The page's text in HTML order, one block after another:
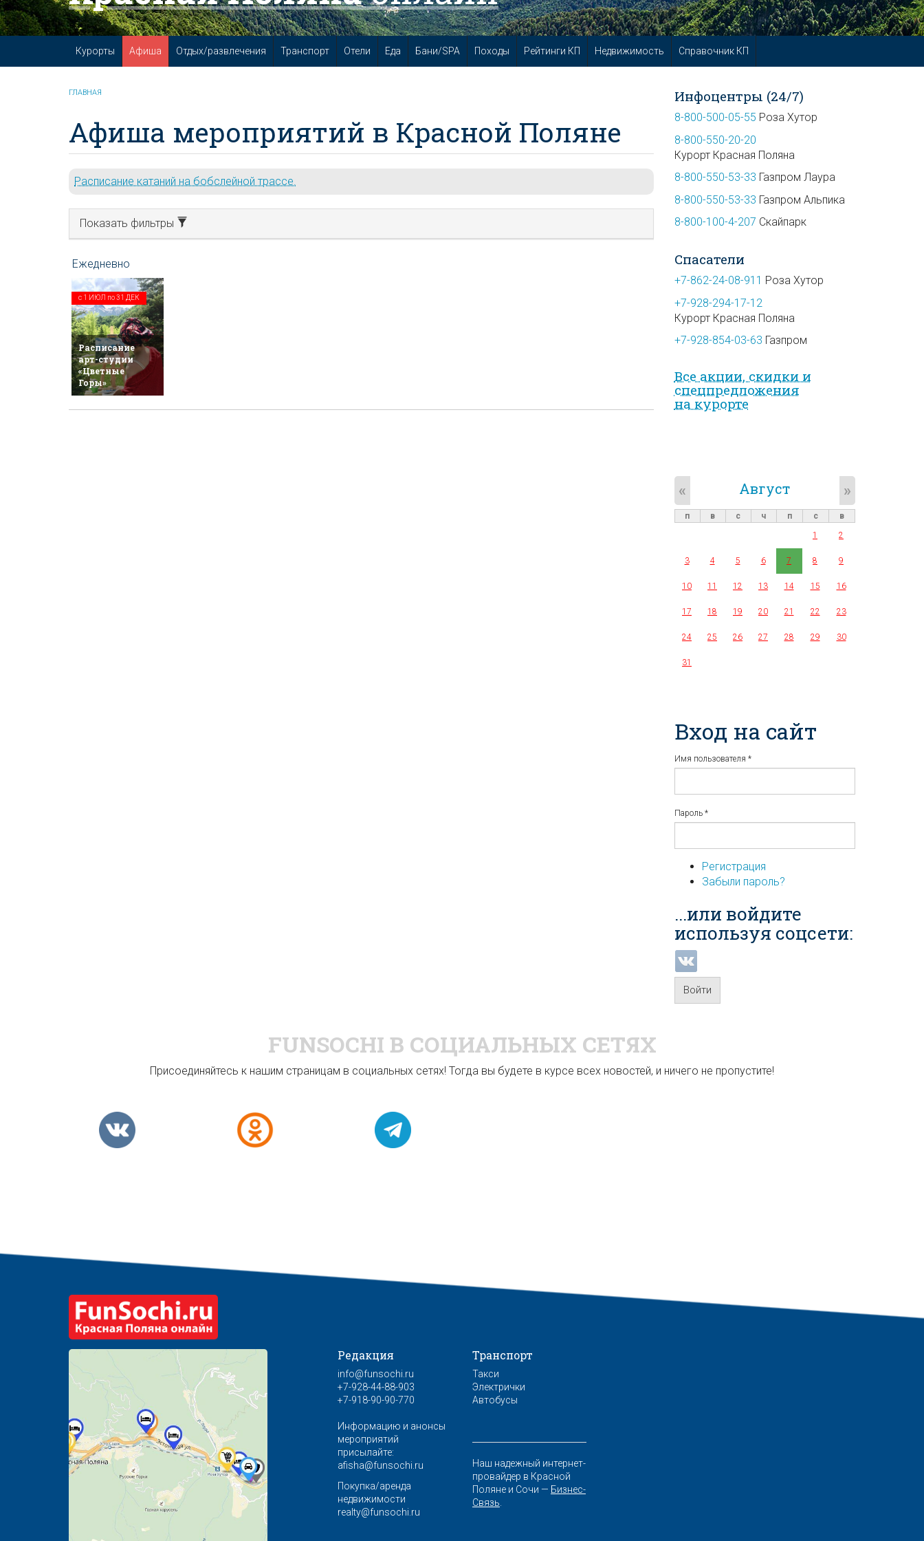
Курорты Афиша Отдых/развлечения Транспорт Отели Еда Бани/SPA Походы Рейтинги КП Недвижимость Справочник КП
ГЛАВНАЯ
Афиша мероприятий в Красной Поляне
Расписание катаний на бобслейной трассе.
Показать фильтры
с 1 ИЮЛ по31 ДЕК
Расписание
арт-студии
«Цветные
Горы»
Инфоцентры (24/7)
8-800-500-05-55 Роза Хутор
8-800-550-20-20
Курорт Красная Поляна
8-800-550-53-33 Газпром Лаура
8-800-550-53-33 Газпром Альпика
8-800-100-4-207 Скайпарк
Спасатели
+7-862-24-08-911 Роза Хутор
+7-928-294-17-12
Курорт Красная Поляна
+7-928-854-03-63 Газпром
Все акции, скидки и
спец­предложе­ния
на курорте
Август
« »
п в с ч п с
в
1
2
3 4 5 6 7 8 9
10 11 12 13 14 15 16
17 18 19 20 21 22 23
24 25 26 27 28 29 30
31
Вход на сайт
Имя пользователя *
Пароль *
Регистрация
Забыли пароль?
...или войдите
используя соцсети:
Войти
FUNSOCHI В СОЦИАЛЬНЫХ СЕТЯХ
Присоединяйтесь к нашим страницам в социальных сетях! Тогда вы будете в курсе всех новостей, и ничего не пропустите!
Редакция
info@funsochi.ru
+7-928-44-88-903
+7-918-90-90-770
Информацию и анонсы
мероприятий
присылайте:
afisha@funsochi.ru
Покупка/аренда
недвижимости
realty@funsochi.ru
Транспорт
Такси
Электрички
Автобусы
Наш надежный интернет-
провайдер в Красной
Поляне и Сочи — Бизнес-
Связь